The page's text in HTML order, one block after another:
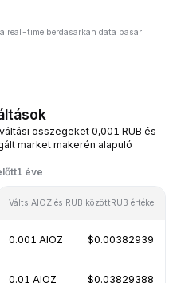
real-time berdasarkan data pasar.
összegeket 0,001 RUB és
market makerén alapuló
1 éve
Válts AIOZ és RUB közöttRUB értéke
0.001 AIOZ $0.00382939
0.01 AIOZ $0.03829388